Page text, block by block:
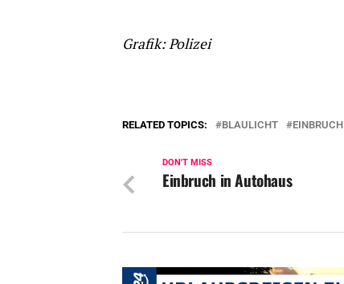
Grafik: Polizei
RELATED TOPICS: BLAULICHT EINBRUCH
DON'T MISS
Einbruch in Autohaus